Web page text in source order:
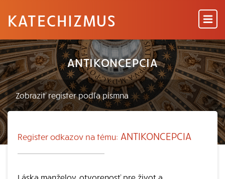
KATECHIZMUS
ANTIKONCEPCIA
Register odkazov na tému: ANTIKONCEPCIA
Láska manželov, otvorenosť pre život a